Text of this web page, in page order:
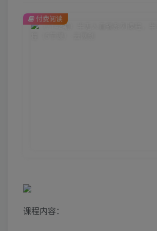
付费阅读
课程内容：